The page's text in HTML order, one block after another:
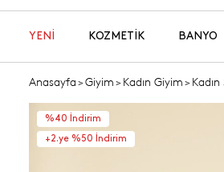
YENİ KOZMETIK BANYO
Anasayfa>Giyim>Kadın Giyim>Kadın
%40 İndirim
+2.ye %50 İndirim